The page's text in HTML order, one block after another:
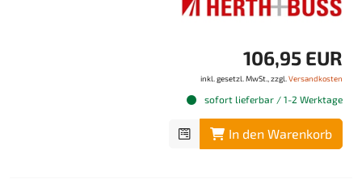
106,95 EUR
inkl. gesetzl. MwSt., zzgl. Versandkosten
sofort lieferbar / 1-2 Werktage
In den Warenkorb